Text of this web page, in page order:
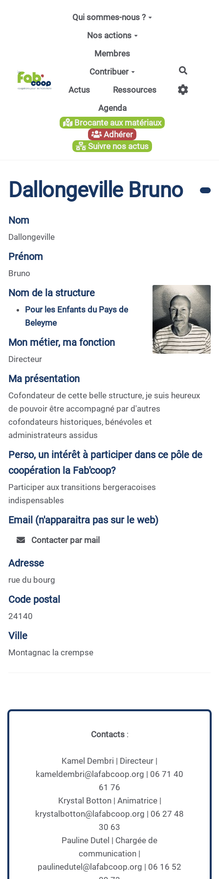
Aller au contenu principal
Qui sommes-nous ?
Nos actions
Membres
Contribuer
Actus
Ressources
Agenda
Brocante aux matériaux
Adhérer
Suivre nos actus
Dallongeville Bruno
Nom
Dallongeville
Prénom
Bruno
Nom de la structure
Pour les Enfants du Pays de
Beleyme
Mon métier, ma fonction
Directeur
Ma présentation
Cofondateur de cette belle structure, je suis heureux
de pouvoir être accompagné par d'autres
cofondateurs historiques, bénévoles et
administrateurs assidus
Perso, un intérêt à participer dans ce pôle de
coopération la Fab'coop?
Participer aux transitions bergeracoises
indispensables
Email (n'apparaitra pas sur le web)
Contacter par mail
Adresse
rue du bourg
Code postal
24140
Ville
Montagnac la crempse
Contacts:
Kamel Dembri | Directeur |
kameldembri@lafabcoop.org | 06 71 40
61 76
Krystal Botton | Animatrice |
krystalbotton@lafabcoop.org | 06 27 48
30 63
Pauline Dutel | Chargée de
communication |
paulinedutel@lafabcoop.org | 06 16 52